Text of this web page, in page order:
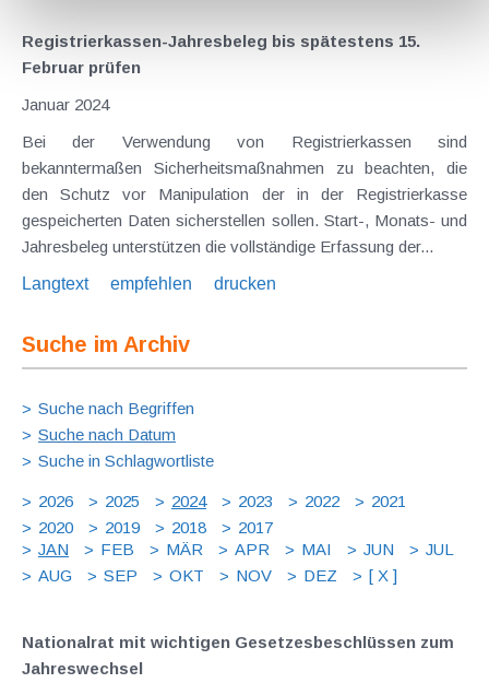
Registrierkassen-Jahresbeleg bis spätestens 15.
Februar prüfen
Januar 2024
Bei der Verwendung von Registrierkassen sind
bekanntermaßen Sicherheitsmaßnahmen zu beachten, die
den Schutz vor Manipulation der in der Registrierkasse
gespeicherten Daten sicherstellen sollen. Start-, Monats- und
Jahresbeleg unterstützen die vollständige Erfassung der...
Langtext
empfehlen drucken
Suche im Archiv
Suche nach Begriffen
Suche nach Datum
Suche in Schlagwortliste
2026 2025 2024 2023 2022
2021
2020
2019 2018
2017
JAN
FEB MÄR APR MAI JUN
JUL
AUG
SEP OKT NOV DEZ [ X ]
Nationalrat mit wichtigen Gesetzesbeschlüssen zum
Jahreswechsel